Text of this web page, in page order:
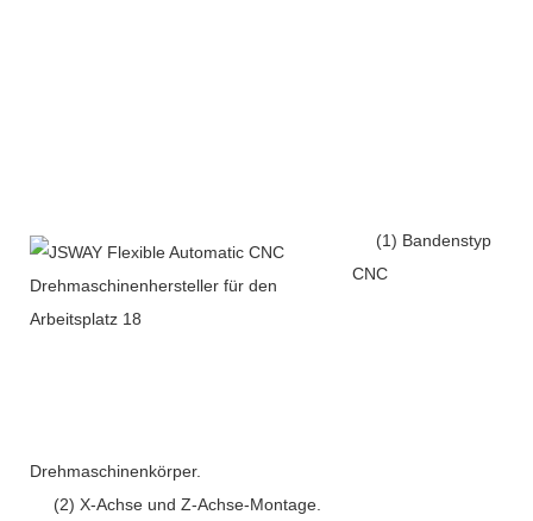
(1) Bandenstyp
CNC
Drehmaschinenkörper.
(2) X-Achse und Z-Achse-Montage.